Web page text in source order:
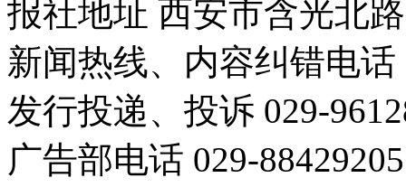
报社地址 西安市含光北
新闻热线、内容纠错电话
发行投递、投诉 029-
广告部电话 029-88429205